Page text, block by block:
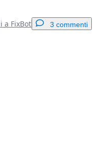
a FixBot 3 commenti